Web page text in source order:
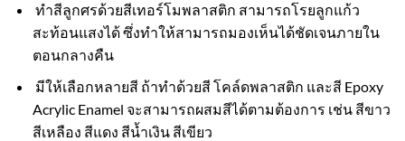
ทำสีลูกศรด้วยสีเทอร์โมพลาสติก สามารถโรยลูกแก้ว
สะท้อนแสงได้ ซึ่งทำให้สามารถมองเห็นได้ชัดเจนภายใน
ตอนกลางคืน
มีให้เลือกหลายสี ถ้าทำด้วยสี โคล์ดพลาสติก และสี Epoxy
Acrylic Enamel จะสามารถผสมสีได้ตามต้องการ เช่น สีขาว
สีเหลือง สีแดง สีน้ำเงิน สีเขียว